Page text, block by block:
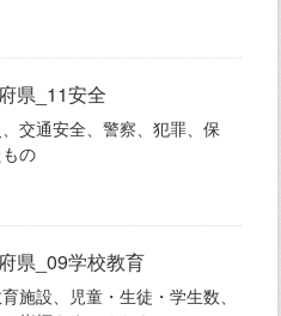
県_11安全
交通安全、警察、犯罪、保
の
県_09学校教育
施設、児童・生徒・学生数、